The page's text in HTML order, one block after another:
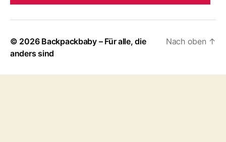
© 2026 Backpackbaby – Für alle, die
anders sind
Nach oben ↑